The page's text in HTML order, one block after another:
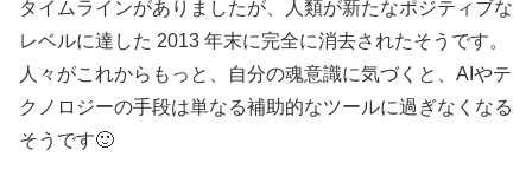
タイムラインがありましたが、人類が新たなポジティブな
レベルに達した 2013 年末に完全に消去されたそうです。
人々がこれからもっと、自分の魂意識に気づくと、AIやテ
クノロジーの手段は単なる補助的なツールに過ぎなくなる
そうです🙂